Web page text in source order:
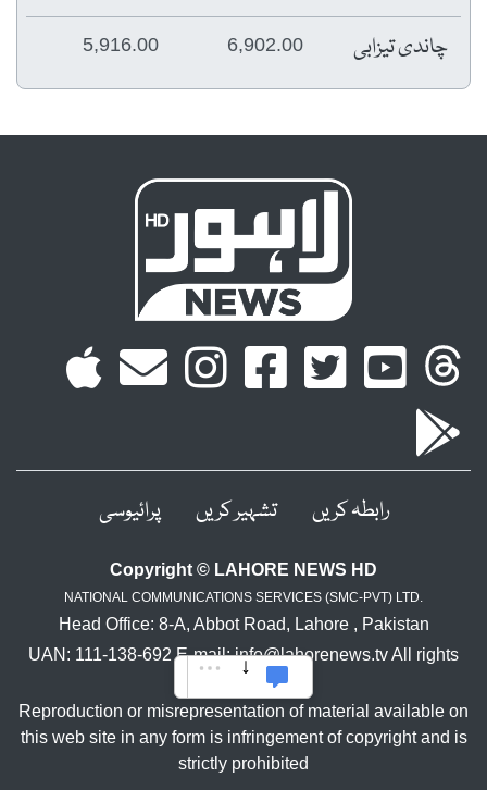
چاندی تیزابی 6,902.00
5,916.00
رابطہ کریں تشہیر کریں پرائیوسی
Copyright © LAHORE NEWS HD
NATIONAL COMMUNICATIONS SERVICES (SMC-PVT) LTD.
Head Office: 8-A, Abbot Road, Lahore , Pakistan
UAN: 111-138-692 E-mail: info@lahorenews.tv All rights
reserved.
Reproduction or misrepresentation of material available on
this web site in any form is infringement of copyright and is
strictly prohibited